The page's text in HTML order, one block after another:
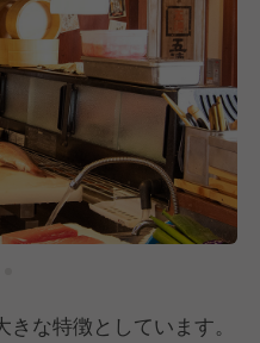
な特徴としています。